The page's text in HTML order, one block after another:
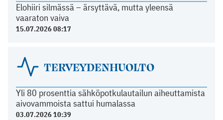
Elohiiri silmässä – ärsyttävä, mutta yleensä
vaaraton vaiva
15.07.2026 08:17
TERVEYDENHUOLTO
Yli 80 prosenttia sähköpotkulautailun aiheuttamista
aivovammoista sattui humalassa
03.07.2026 10:39